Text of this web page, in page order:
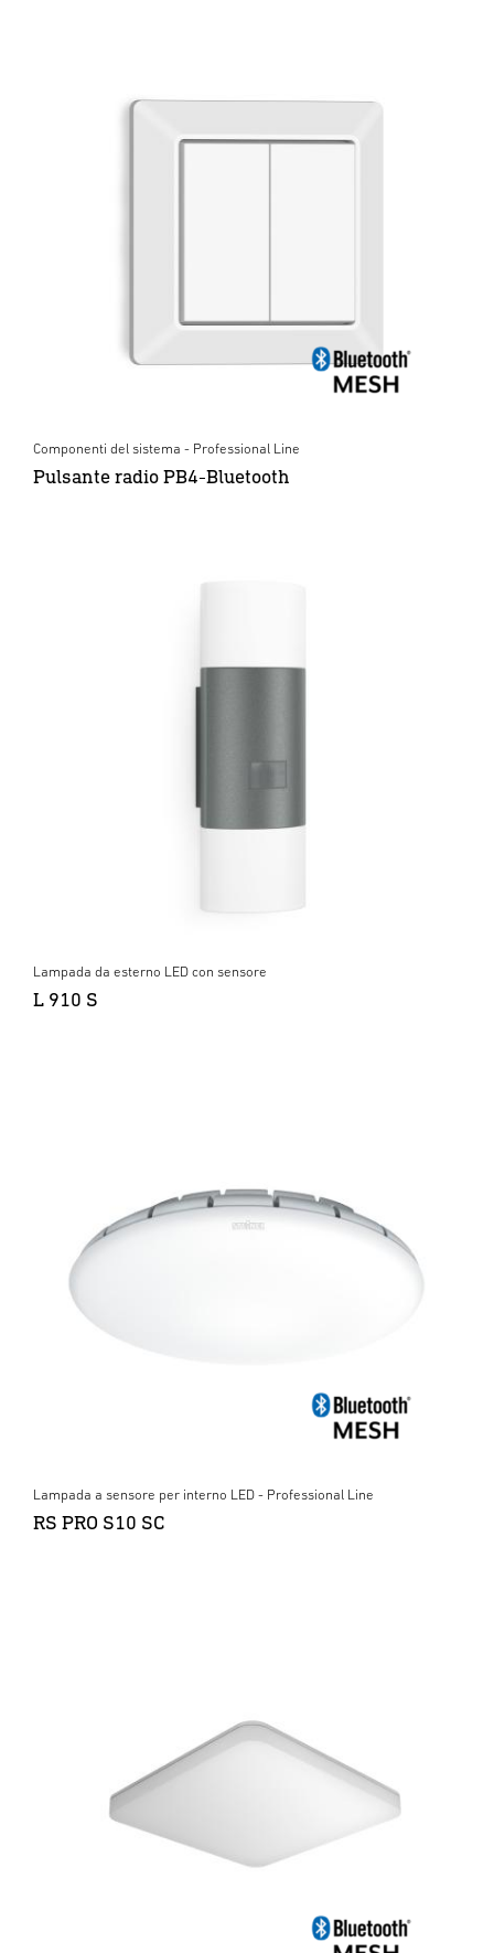
Componenti del sistema - Professional Line
Pulsante radio PB4-Bluetooth
Lampada da esterno LED con sensore
L 910 S
Lampada a sensore per interno LED - Professional Line
RS PRO S10 SC